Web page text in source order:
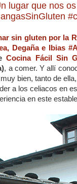
lugar que nos
sin gluten por la
Degaña e Ibias
Cocina Fácil Sin
, a comer. Y allí
bien, tanto de
a los celiacos en
en este